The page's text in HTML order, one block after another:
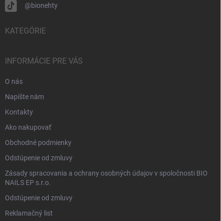
@bionehty
KATEGÓRIE
INFORMÁCIE PRE VÁS
O nás
Napíšte nám
Kontakty
Ako nakupovať
Obchodné podmienky
Odstúpenie od zmluvy
Zásady spracovania a ochrany osobných údajov v spoločnosti BIO
NAILS EP s.r.o.
Odstúpenie od zmluvy
Reklamačný list